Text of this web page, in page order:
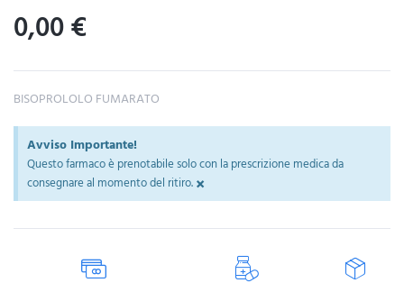
0,00€
BISOPROLOLO FUMARATO
Avviso Importante!
Questo farmaco è prenotabile solo con la prescrizione medica da
consegnare al momento del ritiro.×